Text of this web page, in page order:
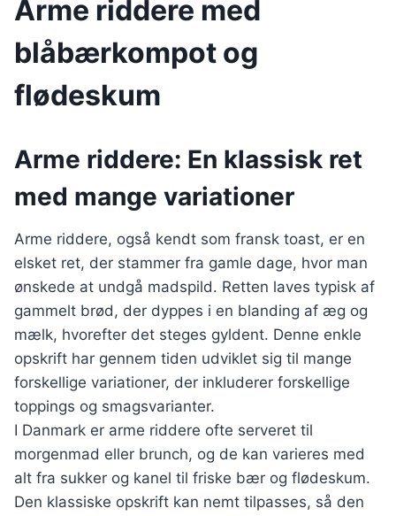
Arme riddere med
blåbærkompot og
flødeskum
Arme riddere: En klassisk ret
med mange variationer
Arme riddere, også kendt som fransk toast, er en
elsket ret, der stammer fra gamle dage, hvor man
ønskede at undgå madspild. Retten laves typisk af
gammelt brød, der dyppes i en blanding af æg og
mælk, hvorefter det steges gyldent. Denne enkle
opskrift har gennem tiden udviklet sig til mange
forskellige variationer, der inkluderer forskellige
toppings og smagsvarianter.
I Danmark er arme riddere ofte serveret til
morgenmad eller brunch, og de kan varieres med
alt fra sukker og kanel til friske bær og flødeskum.
Den klassiske opskrift kan nemt tilpasses, så den